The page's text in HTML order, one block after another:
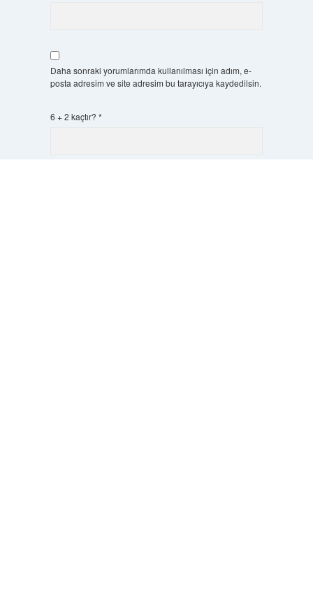
Daha sonraki yorumlarımda kullanılması için adım, e-
posta adresim ve site adresim bu tarayıcıya kaydedilsin.
6 + 2 kaçtır? *